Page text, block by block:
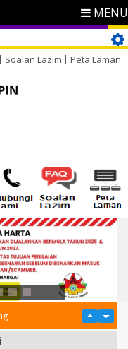
MENU
Soalan Lazim Peta Laman